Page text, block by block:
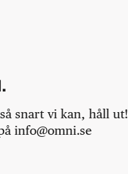
snart vi kan, håll ut!
info@omni.se